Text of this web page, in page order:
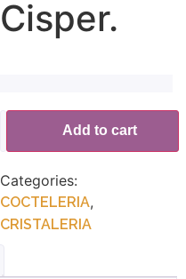
Cisper.
Add to cart
Alternative:
Categories:
COCTELERIA,
CRISTALERIA